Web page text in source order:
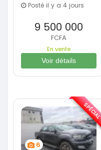
Posté il y a 4 jours
9 500 000
FCFA
En vente
Voir détails
6